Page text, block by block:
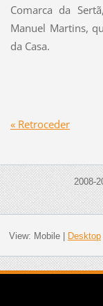
Comarca da
Manuel Martins,
da Casa.
« Retroceder
2008-
View: Mobile| Desktop